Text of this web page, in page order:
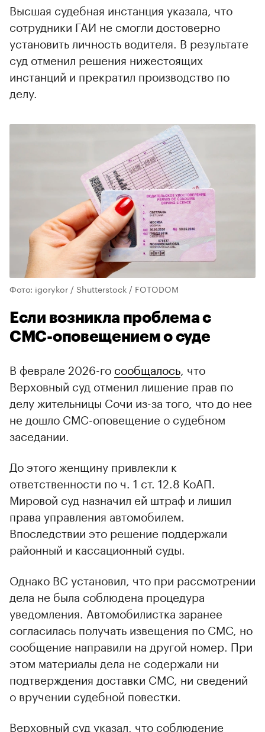
Высшая судебная инстанция указала, что
сотрудники ГАИ не смогли достоверно
установить личность водителя. В результате
суд отменил решения нижестоящих
инстанций и прекратил производство по
делу.
Фото: igorykor / Shutterstock / FOTODOM
Если возникла проблема с
СМС-оповещением о суде
В феврале 2026-го сообщалось, что
Верховный суд отменил лишение прав по
делу жительницы Сочи из-за того, что до нее
не дошло СМС-оповещение о судебном
заседании.
До этого женщину привлекли к
ответственности по ч. 1 ст. 12.8 КоАП.
Мировой суд назначил ей штраф и лишил
права управления автомобилем.
Впоследствии это решение поддержали
районный и кассационный суды.
Однако ВС установил, что при рассмотрении
дела не была соблюдена процедура
уведомления. Автомобилистка заранее
согласилась получать извещения по СМС, но
сообщение направили на другой номер. При
этом материалы дела не содержали ни
подтверждения доставки СМС, ни сведений
о вручении судебной повестки.
Верховный суд указал, что соблюдение